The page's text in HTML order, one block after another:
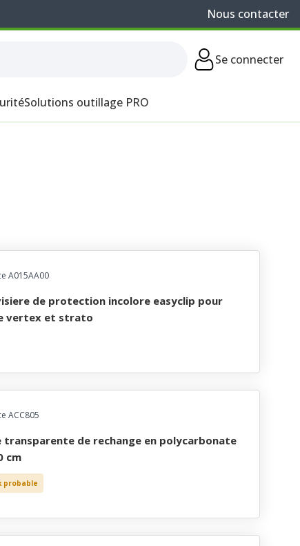
Nous contacter
Se connecter
Solutions outillage PRO
A015AA00
vertex et strato
ACC805
cm
probable